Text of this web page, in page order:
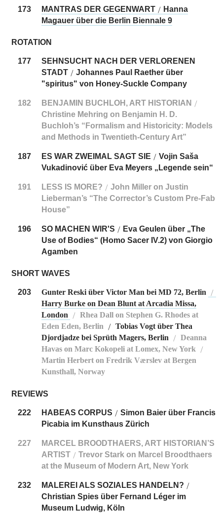
173 MANTRAS DER GEGENWART / Hanna
Magauer über die Berlin Biennale 9
ROTATION
177
SEHNSUCHT NACH DER VERLORENEN
STADT / Johannes Paul Raether über
"spiritus" von Honey-Suckle Company
182 BENJAMIN BUCHLOH, ART HISTORIAN /
Christine Mehring on Benjamin H. D.
Buchloh’s “Formalism and Historicity: Models
and Methods in Twentieth-Century Art”
187 ES WAR ZWEIMAL SAGT SIE / Vojin Saša
Vukadinović über Eva Meyers „Legende sein“
191 LESS IS MORE? / John Miller on Justin
Lieberman’s “The Corrector’s Custom Pre-Fab
House”
196 SO MACHEN WIR'S / Eva Geulen über „The
Use of Bodies“ (Homo Sacer IV.2) von Giorgio
Agamben
SHORT WAVES
203 Gunter Reski über Victor Man bei MD 72, Berlin /
Harry Burke on Dean Blunt at Arcadia Missa,
London
/ Rhea Dall on Stephen G. Rhodes at
Eden Eden, Berlin
/ Tobias Vogt über Thea
Djordjadze bei Sprüth Magers, Berlin
/ Deanna
Havas on Marc Kokopeli at Lomex, New York
/
Martin Herbert on Fredrik Værslev at Bergen
Kunsthall, Norway
REVIEWS
222 HABEAS CORPUS / Simon Baier über Francis
Picabia im Kunsthaus Zürich
227
MARCEL BROODTHAERS, ART HISTORIAN’S
ARTIST/ Trevor Stark on Marcel Broodthaers
at the Museum of Modern Art, New York
232 MALEREI ALS SOZIALES HANDELN? /
Christian Spies über Fernand Léger im
Museum Ludwig, Köln